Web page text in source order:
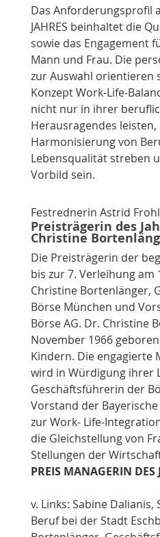
Das Anforderungsprofil
JAHRES beinhaltet die
sowie das Engagement
Mann und Frau. Die
zur Auswahl orientieren
Konzept Work-Life-
nicht nur in ihrer
Herausragendes
Harmonisierung von
Lebensqualität streben
Vorbild sein.
Festrednerin Astrid
Preisträgerin des
Christine
Die Preisträgerin der
bis zur 7. Verleihung am
Christine Bortenlänger,
Börse München und
Börse AG. Dr. Christine
November 1966
Kindern. Die
wird in Würdigung ihrer
Geschäftsführerin der
Vorstand der
zur Work- Life-
die Gleichstellung von
Stellungen der
PREIS MANAGERIN DES
v. Links: Sabine
Beruf bei der Stadt